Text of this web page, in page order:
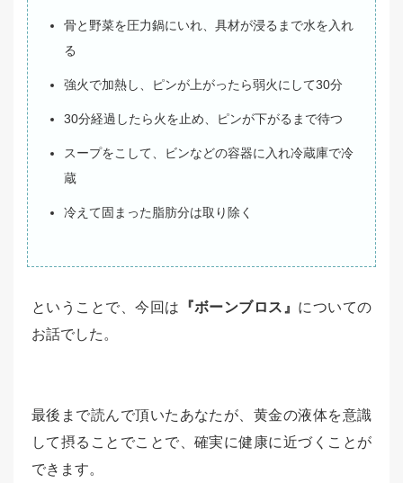
骨と野菜を圧力鍋にいれ、具材が浸るまで水を入れ
る
強火で加熱し、ピンが上がったら弱火にして30分
30分経過したら火を止め、ピンが下がるまで待つ
スープをこして、ビンなどの容器に入れ冷蔵庫で冷
蔵
冷えて固まった脂肪分は取り除く
ということで、今回は 『ボーンブロス』 についての
お話でした。
最後まで読んで頂いたあなたが、黄金の液体を意識
して摂ることでことで、確実に健康に近づくことが
できます。